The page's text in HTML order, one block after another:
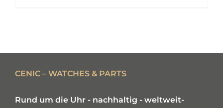
CENIC – WATCHES & PARTS
Rund um die Uhr - nachhaltig - weltweit-